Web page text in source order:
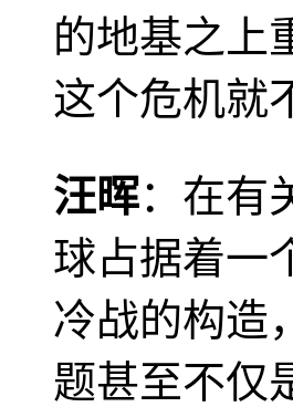
的地基之上
这个危机就
汪晖：在有
球占据着一
冷战的构造
题甚至不仅